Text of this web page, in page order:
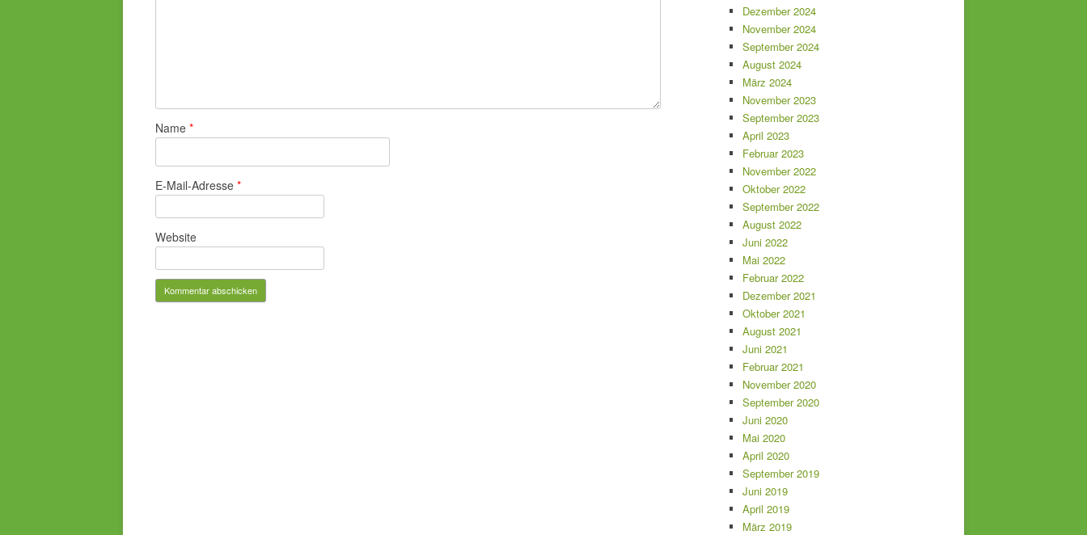
Name *
E-Mail-Adresse *
Website
Dezember 2024
November 2024
September 2024
August 2024
März 2024
November 2023
September 2023
April 2023
Februar 2023
November 2022
Oktober 2022
September 2022
August 2022
Juni 2022
Mai 2022
Februar 2022
Dezember 2021
Oktober 2021
August 2021
Juni 2021
Februar 2021
November 2020
September 2020
Juni 2020
Mai 2020
April 2020
September 2019
Juni 2019
April 2019
März 2019